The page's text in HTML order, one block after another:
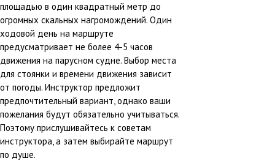
площадью в один квадратный метр до
огромных скальных нагромождений. Один
ходовой день на маршруте
предусматривает не более 4-5 часов
движения на парусном судне. Выбор места
для стоянки и времени движения зависит
от погоды. Инструктор предложит
предпочтительный вариант, однако ваши
пожелания будут обязательно учитываться.
Поэтому прислушивайтесь к советам
инструктора, а затем выбирайте маршрут
по душе.